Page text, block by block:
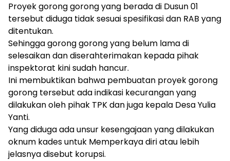
Proyek gorong gorong yang berada di Dusun 01
tersebut diduga tidak sesuai spesifikasi dan RAB yang
ditentukan.
Sehingga gorong gorong yang belum lama di
selesaikan dan diserahterimakan kepada pihak
inspektorat kini sudah hancur.
Ini membuktikan bahwa pembuatan proyek gorong
gorong tersebut ada indikasi kecurangan yang
dilakukan oleh pihak TPK dan juga kepala Desa Yulia
Yanti.
Yang diduga ada unsur kesengajaan yang dilakukan
oknum kades untuk Memperkaya diri atau lebih
jelasnya disebut korupsi.